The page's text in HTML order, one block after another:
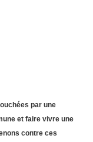
par une
et faire vivre une
contre ces